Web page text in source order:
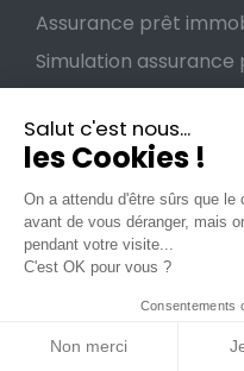
Assurance prêt
Simulation
Lettre de résiliation
Lois relatives à
Guides
Guide de l'assurance
Les garanties
Salut c'est nous...
les Cookies !
On a attendu d'être sûrs que
avant de vous déranger, mais
pendant votre visite...
C'est OK pour vous ?
Consentements
Non merci